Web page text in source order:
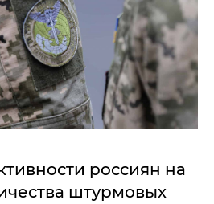
россиян на
штурмовых